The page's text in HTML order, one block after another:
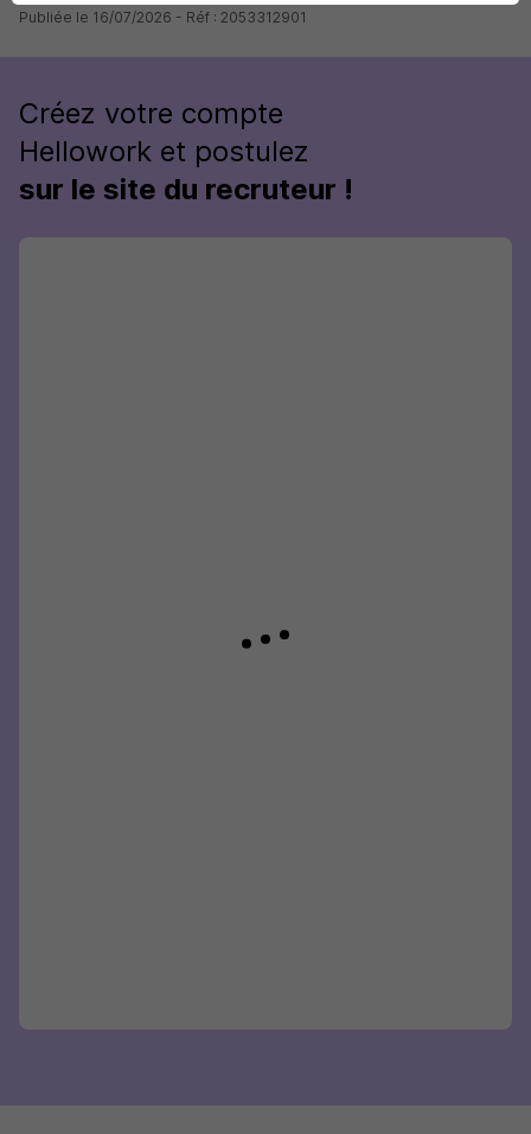
Publiée le 16/07/2026 - Réf : 2053312901
Créez votre compte
Hellowork et postulez
sur le site du recruteur !